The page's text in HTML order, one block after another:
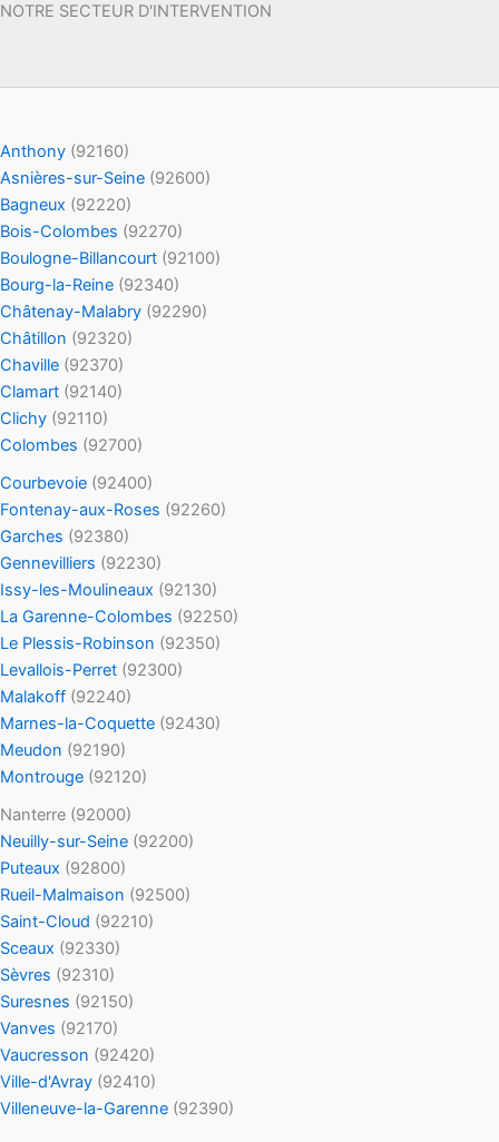
NOTRE SECTEUR D'INTERVENTION
Anthony (92160)
Asnières-sur-Seine (92600)
Bagneux (92220)
Bois-Colombes (92270)
Boulogne-Billancourt (92100)
Bourg-la-Reine (92340)
Châtenay-Malabry (92290)
Châtillon (92320)
Chaville (92370)
Clamart (92140)
Clichy (92110)
Colombes (92700)
Courbevoie (92400)
Fontenay-aux-Roses (92260)
Garches (92380)
Gennevilliers (92230)
Issy-les-Moulineaux (92130)
La Garenne-Colombes (92250)
Le Plessis-Robinson (92350)
Levallois-Perret (92300)
Malakoff (92240)
Marnes-la-Coquette (92430)
Meudon (92190)
Montrouge (92120)
Nanterre (92000)
Neuilly-sur-Seine (92200)
Puteaux (92800)
Rueil-Malmaison (92500)
Saint-Cloud (92210)
Sceaux (92330)
Sèvres (92310)
Suresnes (92150)
Vanves (92170)
Vaucresson (92420)
Ville-d'Avray (92410)
Villeneuve-la-Garenne (92390)